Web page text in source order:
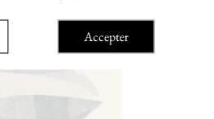
Accepter